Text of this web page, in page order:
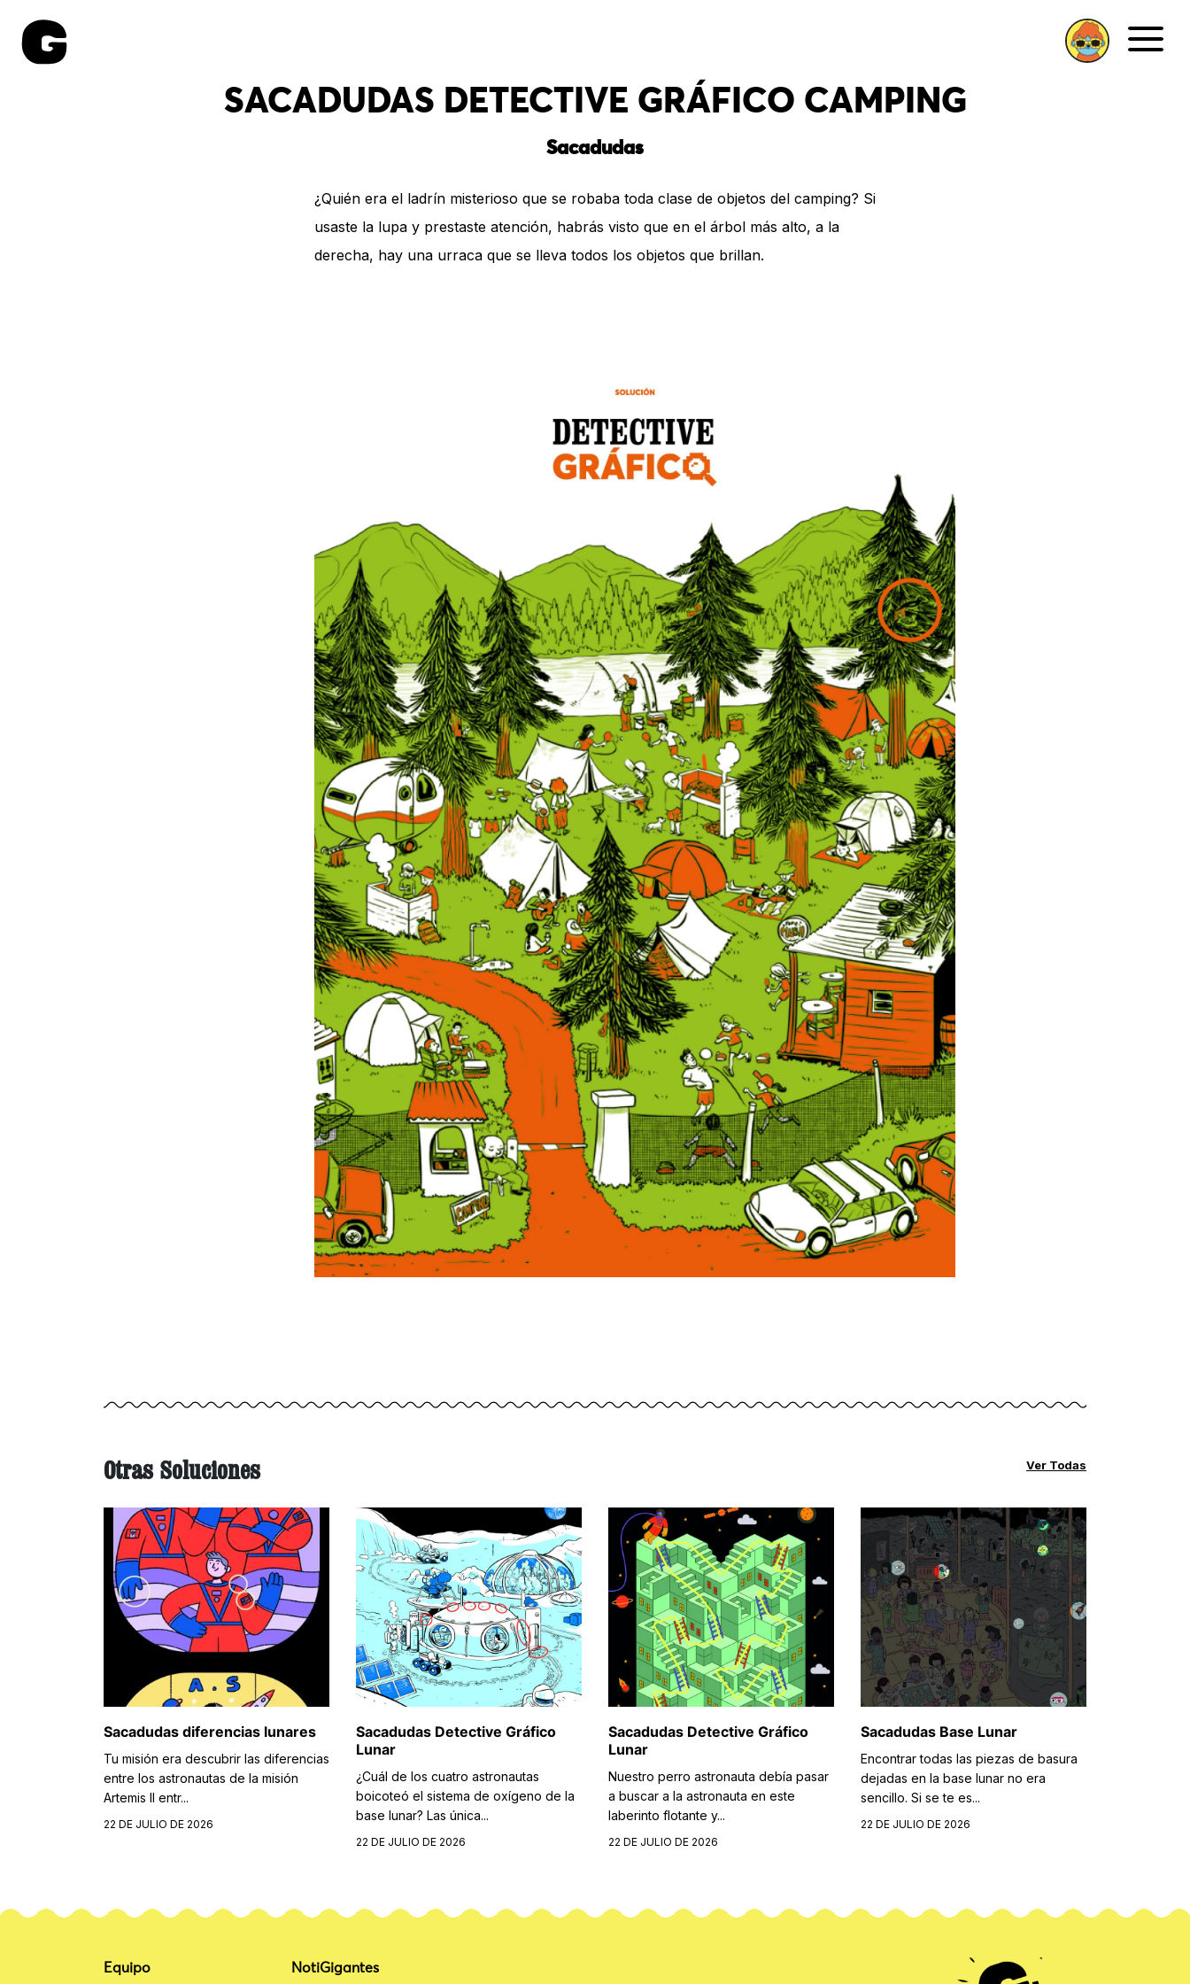
SACADUDAS DETECTIVE GRÁFICO CAMPING
Sacadudas
¿Quién era el ladrín misterioso que se robaba toda clase de objetos del camping? Si
usaste la lupa y prestaste atención, habrás visto que en el árbol más alto, a la
derecha, hay una urraca que se lleva todos los objetos que brillan.
Otras Soluciones Ver Todas
Sacadudas diferencias lunares
Tu misión era descubrir las diferencias
entre los astronautas de la misión
Artemis II entr...
22 DE JULIO DE 2026
Sacadudas Detective Gráfico
Lunar
¿Cuál de los cuatro astronautas
boicoteó el sistema de oxígeno de la
base lunar? Las única...
22 DE JULIO DE 2026
Sacadudas Detective Gráfico
Lunar
Nuestro perro astronauta debía pasar
a buscar a la astronauta en este
laberinto flotante y...
22 DE JULIO DE 2026
Sacadudas Base Lunar
Encontrar todas las piezas de basura
dejadas en la base lunar no era
sencillo. Si se te es...
22 DE JULIO DE 2026
Equipo NotiGigantes